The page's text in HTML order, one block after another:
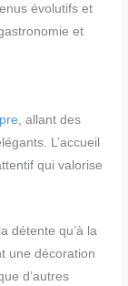
évolutifs et
et
, allant des
L’accueil
qui valorise
détente qu’à la
une décoration
d’autres